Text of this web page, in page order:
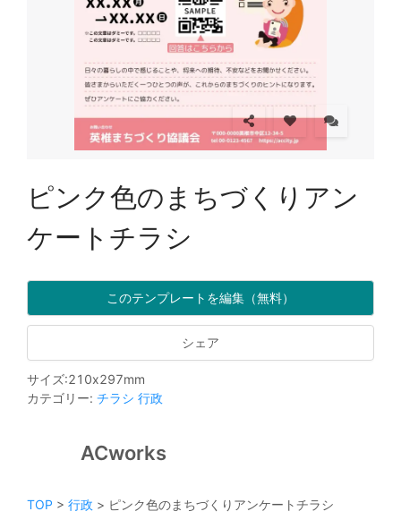
ピンク色のまちづくりアン
ケートチラシ
このテンプレートを編集（無料）
シェア
サイズ:210x297mm
カテゴリー: チラシ 行政
ACworks
TOP > 行政 > ピンク色のまちづくりアンケートチラシ